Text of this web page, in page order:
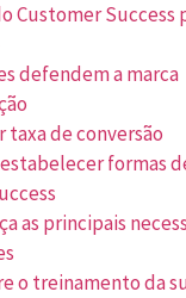
Customer Success
defendem a marca
taxa de conversão
formas
as principais
o treinamento da